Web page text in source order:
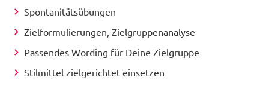
Spontanitätsübungen
Zielformulierungen, Zielgruppenanalyse
Passendes Wording für Deine Zielgruppe
Stilmittel zielgerichtet einsetzen